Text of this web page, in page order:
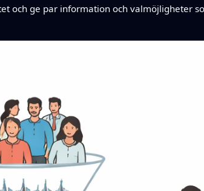
och ge par information och valmöjligheter